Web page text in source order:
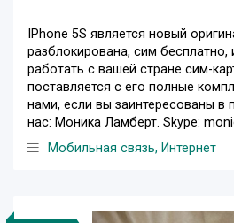
IPhone 5S является новый
разблокирована, сим
работать с вашей стране сим-
поставляется с его полные
нами, если вы заинтересованы в
нас: Моника Ламберт. Skype:
Мобильная связь, Интернет